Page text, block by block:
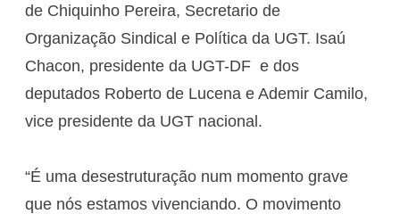
de Chiquinho Pereira, Secretario de
Organização Sindical e Política da UGT. Isaú
Chacon, presidente da UGT-DF e dos
deputados Roberto de Lucena e Ademir Camilo,
vice presidente da UGT nacional.
“É uma desestruturação num momento grave
que nós estamos vivenciando. O movimento